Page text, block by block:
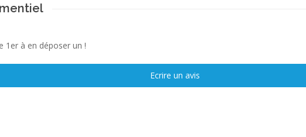
1er à en déposer un !
Ecrire un avis